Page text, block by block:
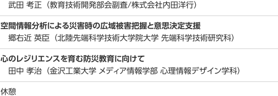
武田 考正（教育技術開発部会副査/株式会社内田洋行）
空間情報分析による災害時の広域被害把握と意思決定支援
郷右近 英臣（北陸先端科学技術大学院大学 先端科学技術研究科）
心のレジリエンスを育む防災教育に向けて
田中 孝治（金沢工業大学 メディア情報学部 心理情報デザイン学科）
休憩